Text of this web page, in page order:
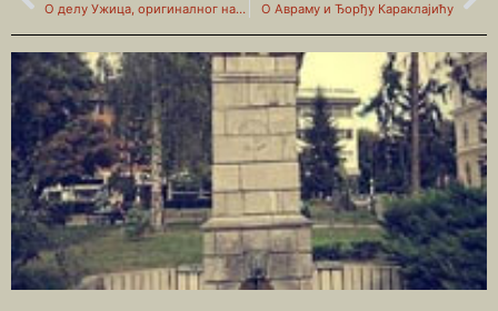
О делу Ужица, оригиналног назива Слануша О Авраму и Ђорђу Караклајићу